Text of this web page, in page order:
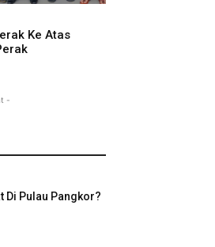
Ke Atas
-
Di Pulau Pangkor?